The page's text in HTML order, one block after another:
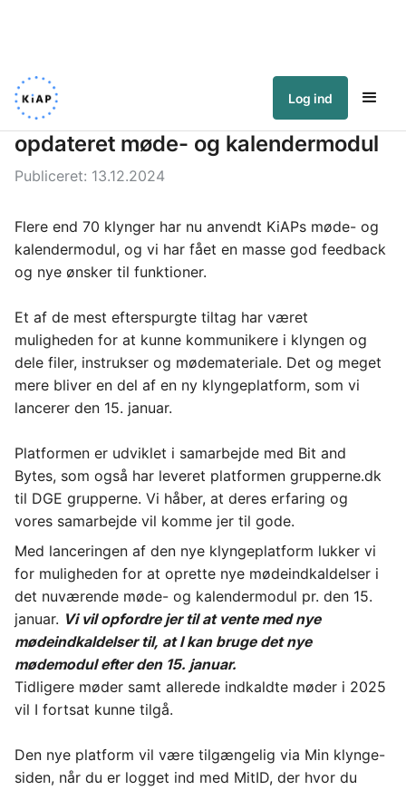
Log ind
KiAP introducerer et nyt og
opdateret møde- og kalendermodul
Publiceret: 13.12.2024
Flere end 70 klynger har nu anvendt KiAPs møde- og
kalendermodul, og vi har fået en masse god feedback
og nye ønsker til funktioner.
Et af de mest efterspurgte tiltag har været
muligheden for at kunne kommunikere i klyngen og
dele filer, instrukser og mødemateriale. Det og meget
mere bliver en del af en ny klyngeplatform, som vi
lancerer den 15. januar.
Platformen er udviklet i samarbejde med Bit and
Bytes, som også har leveret platformen grupperne.dk
til DGE grupperne. Vi håber, at deres erfaring og
vores samarbejde vil komme jer til gode.
Med lanceringen af den nye klyngeplatform lukker vi
for muligheden for at oprette nye mødeindkaldelser i
det nuværende møde- og kalendermodul pr. den 15.
januar. Vi vil opfordre jer til at vente med nye
mødeindkaldelser til, at I kan bruge det nye
mødemodul efter den 15. januar.
Tidligere møder samt allerede indkaldte møder i 2025
vil I fortsat kunne tilgå.
Den nye platform vil være tilgængelig via Min klynge-
siden, når du er logget ind med MitID, der hvor du